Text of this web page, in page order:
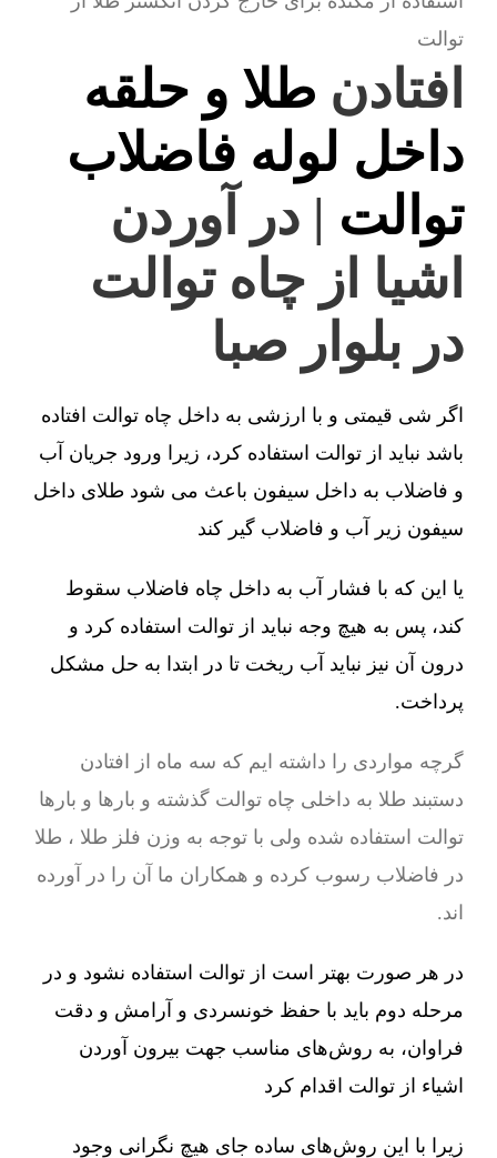
توالت
افتادن طلا و حلقه
داخل لوله فاضلاب
توالت | در آوردن
اشیا از چاه توالت
در بلوار صبا
اگر شی قیمتی و با ارزشی به داخل چاه توالت افتاده
باشد نباید از توالت استفاده کرد، زیرا ورود جریان آب
و فاضلاب به داخل سیفون باعث می شود طلای داخل
سیفون زیر آب و فاضلاب گیر کند
یا این که با فشار آب به داخل چاه فاضلاب سقوط
کند، پس به هیچ وجه نباید از توالت استفاده کرد و
درون آن نیز نباید آب ریخت تا در ابتدا به حل مشکل
پرداخت.
گرچه مواردی را داشته ایم که سه ماه از افتادن
دستبند طلا به داخلی چاه توالت گذشته و بارها و بارها
توالت استفاده شده ولی با توجه به وزن فلز طلا ، طلا
در فاضلاب رسوب کرده و همکاران ما آن را در آورده
اند.
در هر صورت بهتر است از توالت استفاده نشود و در
مرحله دوم باید با حفظ خونسردی و آرامش و دقت
فراوان، به روش‌های مناسب جهت بیرون آوردن
اشیاء از توالت اقدام کرد
زیرا با این روش‌های ساده جای هیچ نگرانی وجود